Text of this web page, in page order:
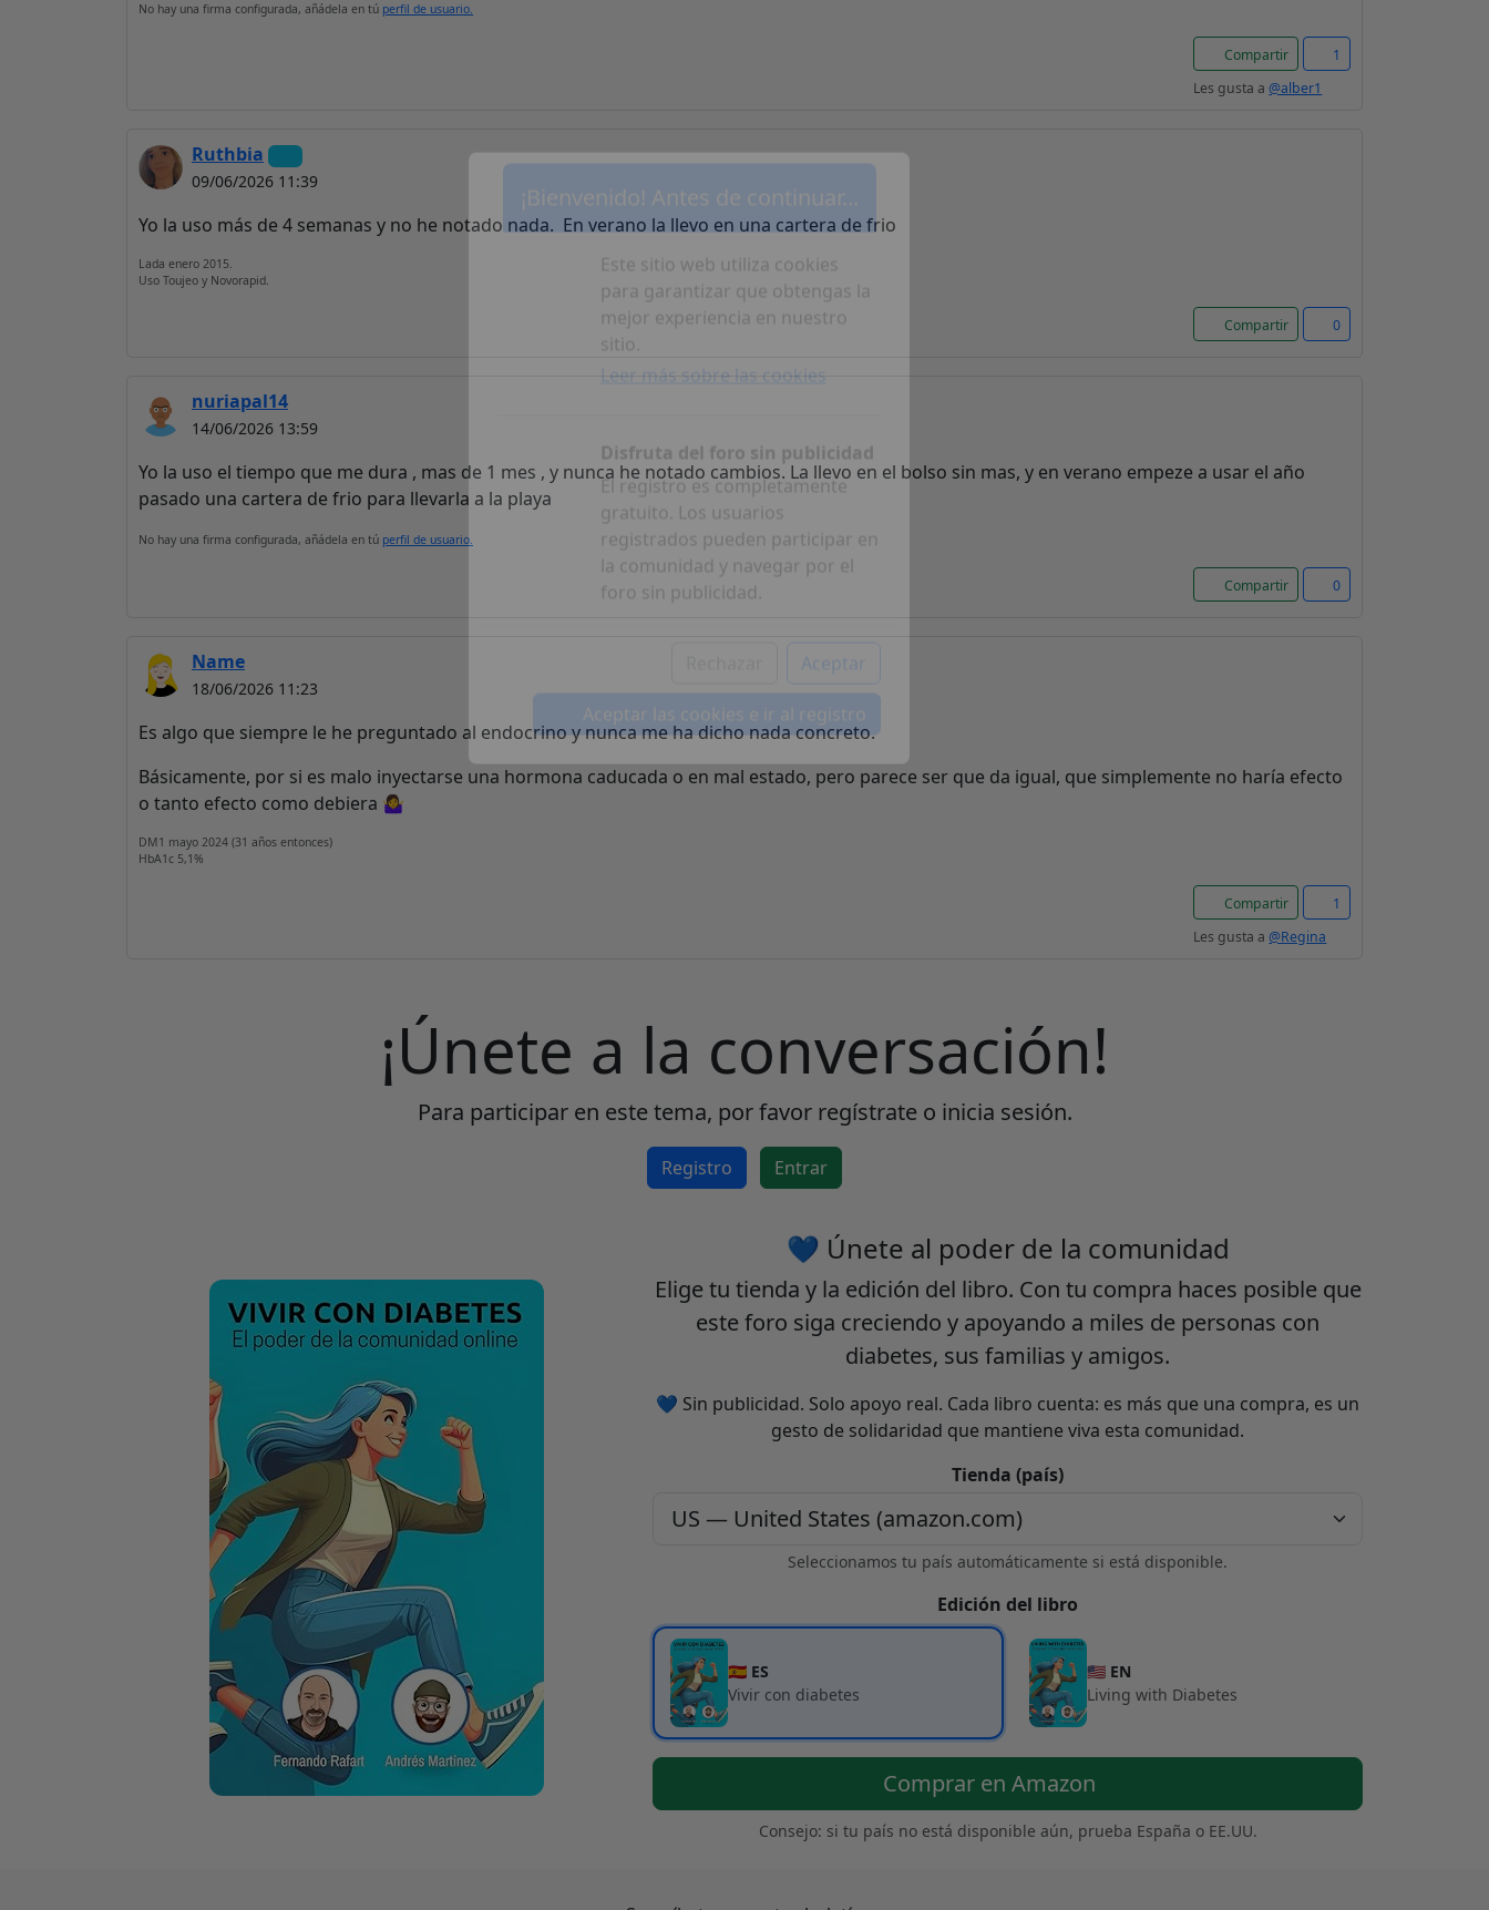
No hay una firma configurada, añádela en tú perfil de usuario.
Compartir
1
Les gusta a@alber1
Ruthbia
09/06/2026 11:39
Yo la uso más de 4 semanas y no he notado nada. En verano la llevo en una cartera de frio
Lada enero 2015.
Uso Toujeo y Novorapid.
Compartir 0
nuriapal14
14/06/2026 13:59
Yo la uso el tiempo que me dura , mas de 1 mes , y nunca he notado cambios. La llevo en el bolso sin mas, y en verano empeze a usar el año
pasado una cartera de frio para llevarla a la playa
No hay una firma configurada, añádela en tú perfil de usuario.
Compartir 0
Name
18/06/2026 11:23
Es algo que siempre le he preguntado al endocrino y nunca me ha dicho nada concreto.
Básicamente, por si es malo inyectarse una hormona caducada o en mal estado, pero parece ser que da igual, que simplemente no haría efecto
o tanto efecto como debiera 🤷‍♀️
DM1 mayo 2024 (31 años entonces)
HbA1c 5,1%
Compartir
1
Les gusta a@Regina
¡Únete a la conversación!
Para participar en este tema, por favor regístrate o inicia sesión.
Registro Entrar
💙 Únete al poder de la comunidad
Elige tu tienda y la edición del libro. Con tu compra haces posible que
este foro siga creciendo y apoyando a miles de personas con
diabetes, sus familias y amigos.
💙 Sin publicidad. Solo apoyo real. Cada libro cuenta: es más que una compra, es un
gesto de solidaridad que mantiene viva esta comunidad.
Tienda (país)
Seleccionamos tu país automáticamente si está disponible.
Edición del libro
🇪🇸 ES
Vivir con diabetes
🇺🇸 EN
Living with Diabetes
Comprar en Amazon
Consejo: si tu país no está disponible aún, prueba España o EE.UU.
Este sitio web utiliza cookies
para garantizar que obtengas la
mejor experiencia en nuestro
Disfruta del foro sin publicidad
El registro es completamente
gratuito. Los usuarios
registrados pueden participar en
Rechazar Aceptar
Aceptar las cookies e ir al registro